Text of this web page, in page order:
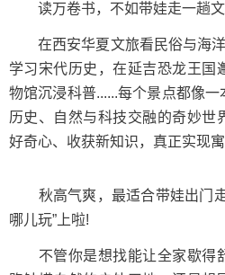
读万卷书，不如带娃走一趟文
在西安华夏文旅看民俗与海洋
学习宋代历史，在延吉恐龙王国
物馆沉浸科普......每个景点都像
历史、自然与科技交融的奇妙世
好奇心、收获新知识，真正实现
秋高气爽，最适合带娃出门走
哪儿玩”上啦!
不管你是想找能让全家歇得